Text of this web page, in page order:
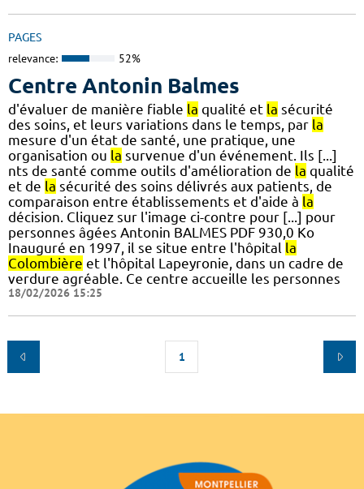
PAGES
relevance: 52%
Centre Antonin Balmes
d'évaluer de manière fiable la qualité et la sécurité
des soins, et leurs variations dans le temps, par la
mesure d'un état de santé, une pratique, une
organisation ou la survenue d'un événement. Ils [...]
nts de santé comme outils d'amélioration de la qualité
et de la sécurité des soins délivrés aux patients, de
comparaison entre établissements et d'aide à la
décision. Cliquez sur l'image ci-contre pour [...] pour
personnes âgées Antonin BALMES PDF 930,0 Ko
Inauguré en 1997, il se situe entre l'hôpital la
Colombière et l'hôpital Lapeyronie, dans un cadre de
verdure agréable. Ce centre accueille les personnes
18/02/2026 15:25
1